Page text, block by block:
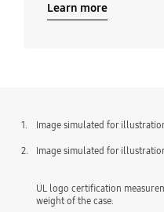
Learn more
1. Image simulated for
2. Image simulated for
UL logo certification
weight of the case.